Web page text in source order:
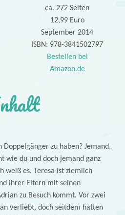
ca. 272 Seiten
12,99 Euro
September 2014
ISBN: 978-3841502797
Bestellen bei
Amazon.de
zu haben? Jemand,
wie du und doch jemand ganz
weiß es. Teresa ist ziemlich
ihrer Eltern mit seinen
zu Besuch kommt. Vor zwei
verliebt, doch seitdem hatten